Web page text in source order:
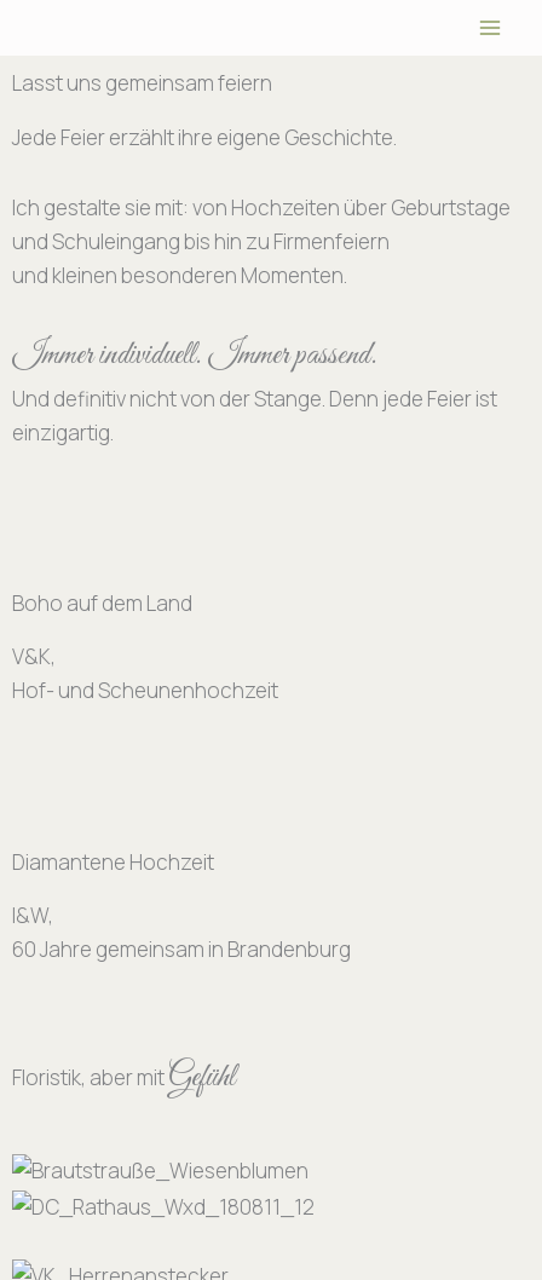
springen
Lasst uns gemeinsam feiern
Jede Feier erzählt ihre eigene Geschichte.
Ich gestalte sie mit: von Hochzeiten über Geburtstage
und Schuleingang bis hin zu Firmenfeiern
und kleinen besonderen Momenten.
Immer individuell. Immer passend.
Und definitiv nicht von der Stange. Denn jede Feier ist
einzigartig.
Boho auf dem Land
V&K,
Hof- und Scheunenhochzeit
Diamantene Hochzeit
I&W,
60 Jahre gemeinsam in Brandenburg
Floristik, aber mitGefühl